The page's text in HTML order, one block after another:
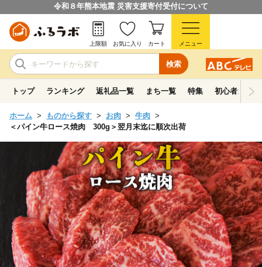
令和８年熊本地震 災害支援寄付受付について
検索
上限額 お気に入り カート メニュー
トップ ランキング 返礼品一覧 まち一覧 特集 初心者ガイド
ホーム ものから探す お肉
牛肉
＜パイン牛ロース焼肉 300g＞翌月末迄に順次出荷